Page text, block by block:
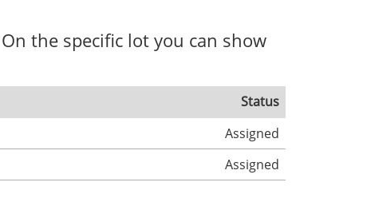
the specific lot you can show
Status
Assigned
Assigned